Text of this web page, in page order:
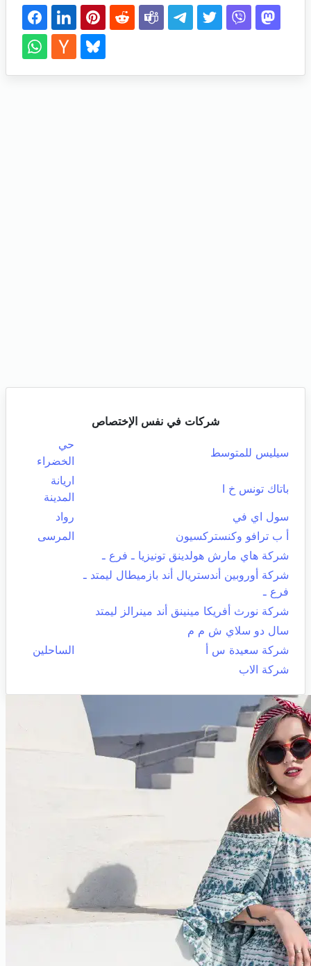
شركات في نفس الإختصاص
سيليس للمتوسط
حي
الخضراء
باتاك تونس خ ا
اريانة
المدينة
سول اي في
رواد
أ ب ترافو وكنستركسيون
المرسى
شركة هاي مارش هولدينق تونيزيا ـ فرع ـ
شركة أوروبين أندستريال أند بازميطال ليمتد ـ
فرع ـ
شركة نورث أفريكا مينينق أند مينرالز ليمتد
سال دو سلاي ش م م
شركة سعيدة س أ
الساحلين
شركة الاب